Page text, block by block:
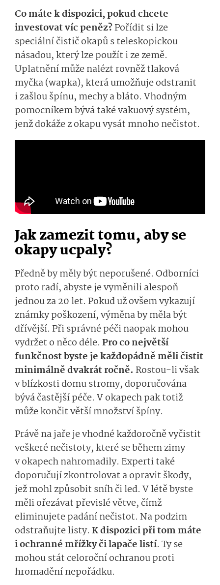
Co máte k dispozici, pokud chcete
investovat víc peněz?Pořídit si lze
speciální čistič okapů s teleskopickou
násadou, který lze použít i ze země.
Uplatnění může nalézt rovněž tlaková
myčka (wapka), která umožňuje odstranit
i zašlou špínu, mechy a bláto. Vhodným
pomocníkem bývá také vakuový systém,
jenž dokáže z okapu vysát mnoho nečistot.
Jak zamezit tomu, aby se
okapy ucpaly?
Předně by měly být neporušené. Odborníci
proto radí, abyste je vyměnili alespoň
jednou za 20 let. Pokud už ovšem vykazují
známky poškození, výměna by měla být
dřívější. Při správné péči naopak mohou
vydržet o něco déle. Pro co největší
funkčnost byste je každopádně měli čistit
minimálně dvakrát ročně. Rostou-li však
v blízkosti domu stromy, doporučována
bývá častější péče. V okapech pak totiž
může končit větší množství špíny.
Právě na jaře je vhodné každoročně vyčistit
veškeré nečistoty, které se během zimy
v okapech nahromadily. Experti také
doporučují zkontrolovat a opravit škody,
jež mohl způsobit sníh či led. V létě byste
měli ořezávat převislé větve, čímž
eliminujete padání nečistot. Na podzim
odstraňujte listy. K dispozici při tom máte
i ochranné mřížky či lapače listí. Ty se
mohou stát celoroční ochranou proti
hromadění nepořádku.